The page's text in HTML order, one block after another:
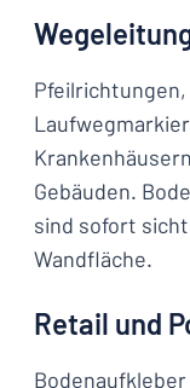
Gebäuden.
sind sofort
Wandfläche.
Retail und